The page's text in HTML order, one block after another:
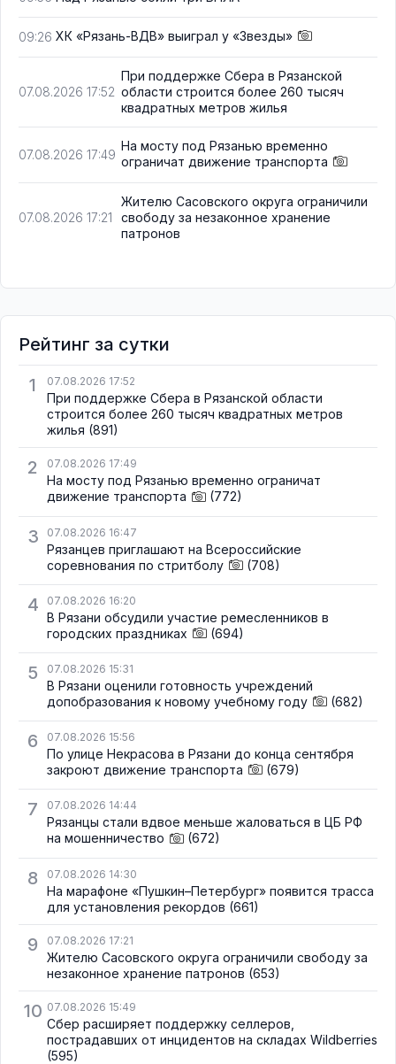
09:26 ХК «Рязань-ВДВ» выиграл у «Звезды»
07.08.2026 17:52
При поддержке Сбера в Рязанской
области строится более 260 тысяч
квадратных метров жилья
07.08.2026 17:49
На мосту под Рязанью временно
ограничат движение транспорта
07.08.2026 17:21
Жителю Сасовского округа ограничили
свободу за незаконное хранение
патронов
Рейтинг за сутки
1
07.08.2026 17:52
При поддержке Сбера в Рязанской области
строится более 260 тысяч квадратных метров
жилья (891)
2 07.08.2026 17:49
На мосту под Рязанью временно ограничат
движение транспорта
(772)
3 07.08.2026 16:47
Рязанцев приглашают на Всероссийские
соревнования по стритболу
(708)
4 07.08.2026 16:20
В Рязани обсудили участие ремесленников в
городских праздниках
(694)
5 07.08.2026 15:31
В Рязани оценили готовность учреждений
допобразования к новому учебному году
(682)
6 07.08.2026 15:56
По улице Некрасова в Рязани до конца сентября
закроют движение транспорта
(679)
7 07.08.2026 14:44
Рязанцы стали вдвое меньше жаловаться в ЦБ РФ
на мошенничество
(672)
8 07.08.2026 14:30
На марафоне «Пушкин–Петербург» появится трасса
для установления рекордов (661)
9 07.08.2026 17:21
Жителю Сасовского округа ограничили свободу за
незаконное хранение патронов (653)
10 07.08.2026 15:49
Сбер расширяет поддержку селлеров,
пострадавших от инцидентов на складах Wildberries
(595)